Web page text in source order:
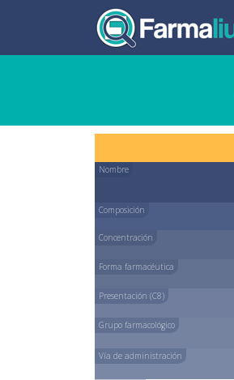
Nombre
Composición
Concentración
Forma farmacéutica
Presentación (C8)
Grupo farmacológico
Vía de administración